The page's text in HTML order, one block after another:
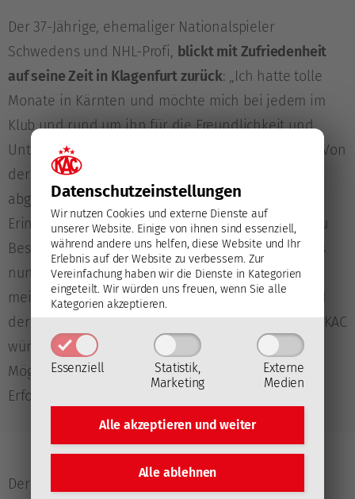
Datenschutz­einstellungen
Wir nutzen Cookies und externe Dienste auf
unserer Website. Einige von ihnen sind essenziell,
während andere uns helfen, diese Website und Ihr
Erlebnis auf der Website zu verbessern. Zur
Vereinfachung haben wir die Dienste in Kategorien
eingeteilt. Wir würden uns freuen, wenn Sie alle
Kategorien akzeptieren.
Essenziell
Statistik,
Marketing
Externe
Medien
Alle akzeptieren undweiter
Alle ablehnen
Der 37-Jährige, ehemaliger Nationalspieler
Schwedens und NHL-Profi, blickt mit Zufriedenheit
auf seine Zeit in Klagenfurt zurück: „Ich hatte tolle
Monate in Kärnten und möchte mich bei jedem im
Klub und rund um ihn für die Freundlichkeit und
Unterstützung bedanken, die ich erfahren durfte. Von
der sportlichen Enttäuschung am Saisonende
abgesehen, werde ich diese Zeit in sehr guter
Erinnerung behalten und sicherlich bald wieder zu
Besuch nach Klagenfurt kommen. Für mich geht es
nun zurück nach Stockholm, wo ich mehr Zeit mit
meiner Familie verbringen werde, die ich während
der Saison nur sporadisch gesehen habe. Dem EC-KAC
wünsche ich für die Zukunft alles Gute, er hat alle
Möglichkeiten und Werkzeuge, um seine große
Erfolgstradition fortzuführen!“
Der EC-KAC bedankt sich bei Mario Kempe für die